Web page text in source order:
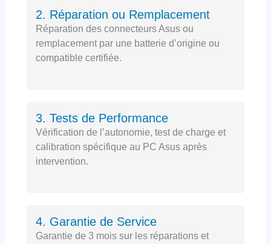
2. Réparation ou Remplacement
Réparation des connecteurs Asus ou
remplacement par une batterie d’origine ou
compatible certifiée.
3. Tests de Performance
Vérification de l’autonomie, test de charge et
calibration spécifique au PC Asus après
intervention.
4. Garantie de Service
Garantie de 3 mois sur les réparations et